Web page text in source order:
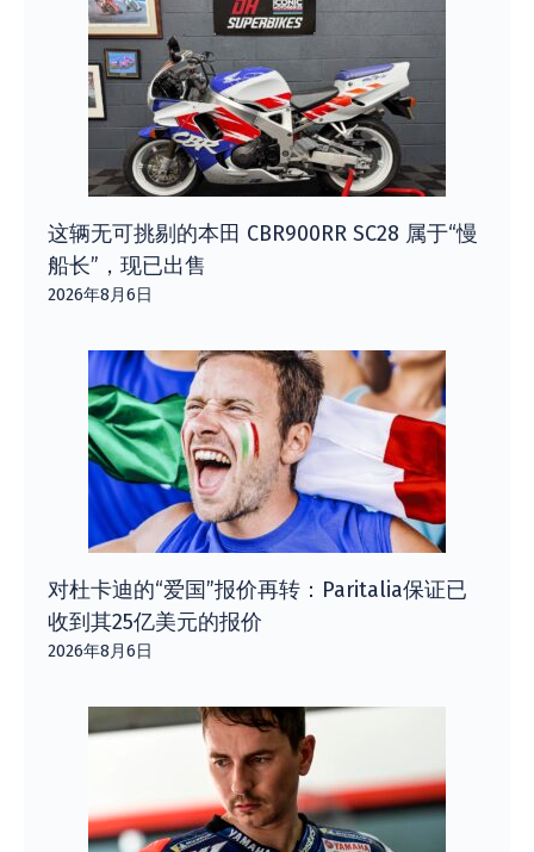
这辆无可挑剔的本田 CBR900RR SC28 属于“慢
船长”，现已出售
2026年8月6日
对杜卡迪的“爱国”报价再转：Paritalia保证已
收到其25亿美元的报价
2026年8月6日